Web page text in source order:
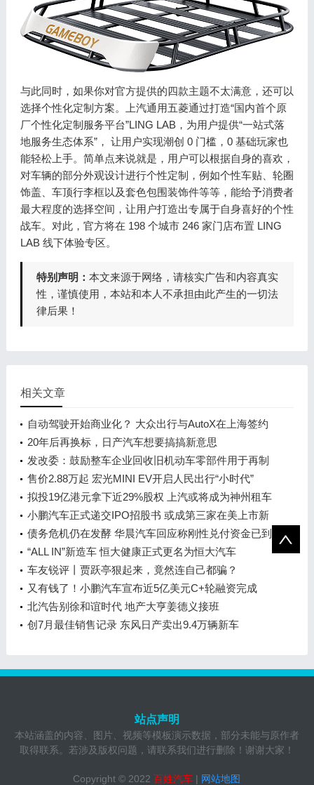
与此同时，如果你对官方提供的四款主题不太满意，还可以
选择个性化定制方案。上汽通用五菱通过打造“国内首个原
厂个性化定制服务平台”LING LAB，为用户提供“一站式落
地服务生态体系”， 让用户实现潮创 0 门槛，0 基础玩家也
能轻松上手。简单点来说就是，用户可以根据自身的喜欢，
对车辆的部分外观设计进行个性定制，例如个性车贴、轮圈
饰盖、车顶行李框以及套色包围装饰件等等，能给予消费者
最大程度的选择空间，让用户打造出专属于自身喜好的个性
战车。对此，官方将在 198 个城市 246 家门店布置 LING
LAB 线下体验专区。
特别声明： 本文来源于网络，请核实广告和内容真实
性，谨慎使用，本站和本人不承担由此产生的一切法
律后果！
相关文章
自动驾驶开始商业化？ 大众出行与AutoX在上海签约
20年后再换标，日产汽车想要搞搞新意思
发改委：鼓励整车企业回收旧机动车零部件用于再制
造
售价2.88万起 宏光MINI EV开启人民出行“小时代”
拟投19亿港元拿下近29%股权 上汽或将成为神州租车
第一大股东
小鹏汽车正式递交IPO招股书 或成第三家在美上市新
造车企
债务危机仍在发酵 华晨汽车回应称刚性兑付资金已到
位
“ALL IN”新造车 恒大健康正式更名为恒大汽车
车友锐评丨贾跃亭狠起来，竟然连自己都骗？
又有钱了！小鹏汽车宣布近5亿美元C+轮融资完成
北汽告别徐和谊时代 地产大亨姜德义接班
创7月最佳销售记录 东风日产卖出9.4万辆新车
站点声明
本站涵盖的内容、图片、视频等模板演示数据，部分未能与原作者
取得联系。若涉及版权问题，请联系我们进行删除！谢谢大家！
Copyright © 2022百姓汽车 | 网站地图